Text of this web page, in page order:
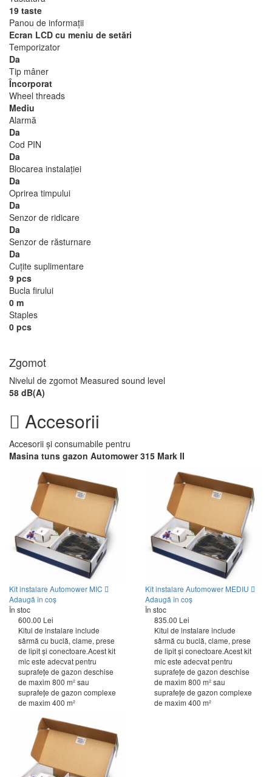
19 taste
Panou de informaţii
Ecran LCD cu meniu de setări
Temporizator
Da
Tip mâner
Încorporat
Wheel threads
Mediu
Alarmă
Da
Cod PIN
Da
Blocarea instalaţiei
Da
Oprirea timpului
Da
Senzor de ridicare
Da
Senzor de răsturnare
Da
Cuţite suplimentare
9 pcs
Bucla firului
0 m
Staples
0 pcs
Zgomot
Nivelul de zgomot Measured sound level
58 dB(A)
Accesorii
Accesorii și consumabile pentru
Masina tuns gazon Automower 315 Mark II
Kit instalare Automower MIC
Adaugă în coș
În stoc
600.00 Lei
Kitul de instalare include
sârmă cu buclă, clame, prese
de lipit şi conectoare.Acest kit
mic este adecvat pentru
suprafeţe de gazon deschise
de maxim 800 m² sau
suprafeţe de gazon complexe
de maxim 400 m²
Kit instalare Automower MEDIU
Adaugă în coș
În stoc
835.00 Lei
Kitul de instalare include
sârmă cu buclă, clame, prese
de lipit şi conectoare.Acest kit
mic este adecvat pentru
suprafeţe de gazon deschise
de maxim 800 m² sau
suprafeţe de gazon complexe
de maxim 400 m²